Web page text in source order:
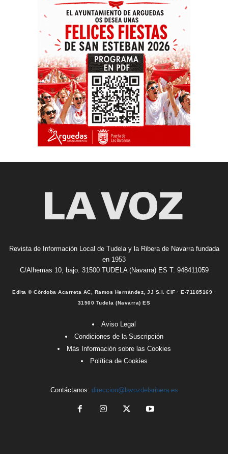
Revista de Información Local de Tudela y la Ribera de Navarra fundada
en 1953
C/Alhemas 10, bajo. 31500 TUDELA (Navarra) ES T. 948411059
Edita © Córdoba Acarreta AC, Ramos Hernández, JJ S.I. CIF · E-71185169 ·
31500 Tudela (Navarra) ES
Aviso Legal
Condiciones de la Suscripción
Más Información sobre las Cookies
Política de Cookies
Contáctanos: direccion@lavozdelaribera.es